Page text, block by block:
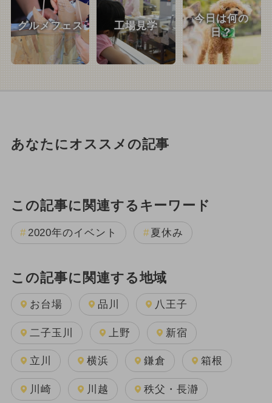
グルメフェス 工場見学
今日は何の
日？
あなたにオススメの記事
この記事に関連するキーワード
2020年のイベント 夏休み
この記事に関連する地域
お台場 品川 八王子
二子玉川 上野 新宿
立川 横浜 鎌倉 箱根
川崎 川越 秩父・長瀞